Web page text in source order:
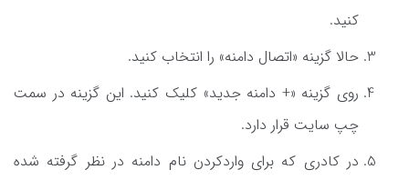
کنید.
حالا گزینه «اتصال دامنه» را انتخاب کنید.
روی گزینه «+ دامنه جدید» کلیک کنید. این گزینه در سمت
چپ سایت قرار دارد.
در کادری که برای واردکردن نام دامنه در نظر گرفته شده